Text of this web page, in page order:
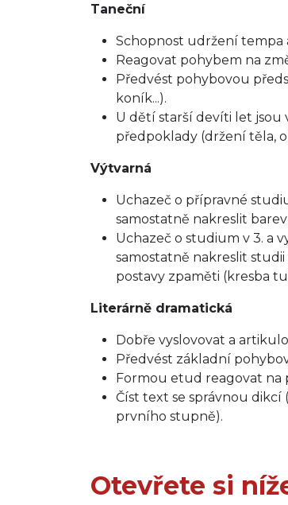
Taneční
Schopnost udržení tempa
Reagovat pohybem na
Předvést pohybovou
koník...).
U dětí starší devíti let
předpoklady (držení těla,
Výtvarná
Uchazeč o přípravné
samostatně nakreslit
Uchazeč o studium v 3. a
samostatně nakreslit
postavy zpaměti (kresba
Literárně dramatická
Dobře vyslovovat a
Předvést základní
Formou etud reagovat na
Číst text se správnou
prvního stupně).
Otevřete si